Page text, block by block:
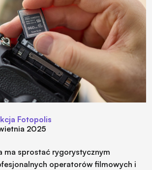
Fotopolis
2025
ma sprostać rygorystycznym
operatorów filmowych i